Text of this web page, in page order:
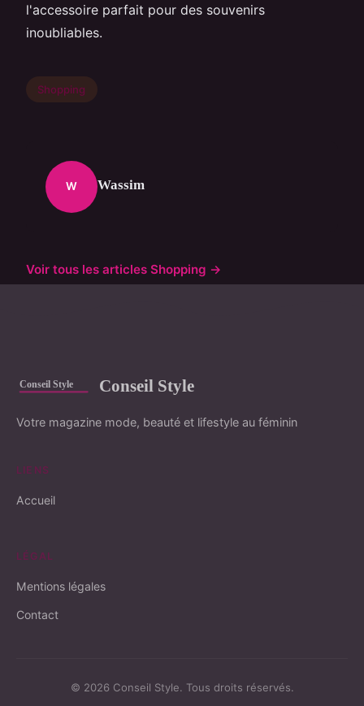
l'accessoire parfait pour des souvenirs
inoubliables.
Shopping
W Wassim
Voir tous les articles Shopping →
Conseil Style
Votre magazine mode, beauté et lifestyle au féminin
LIENS
Accueil
LÉGAL
Mentions légales
Contact
© 2026 Conseil Style. Tous droits réservés.